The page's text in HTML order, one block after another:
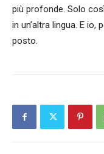
più profonde. Solo
in un’altra lingua. E io,
posto.